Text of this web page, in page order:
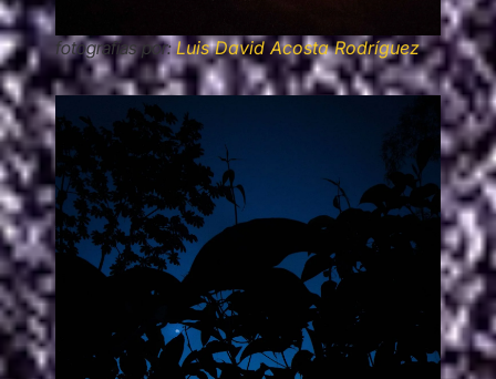
fotografías por:Luis David Acosta Rodríguez